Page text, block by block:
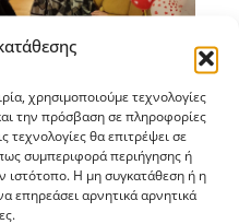
χρησιμοποιούμε τεχνολογίες
την πρόσβαση σε πληροφορίες
τεχνολογίες θα επιτρέψει σε
συμπεριφορά περιήγησης ή
ιστότοπο. Η μη συγκατάθεση ή η
επηρεάσει αρνητικά αρνητικά